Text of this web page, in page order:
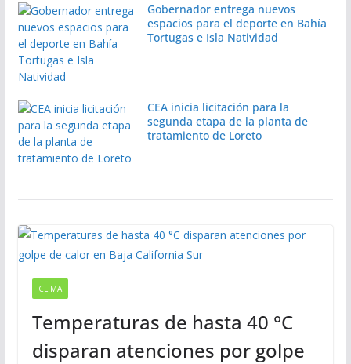
Gobernador entrega nuevos
espacios para el deporte en Bahía
Tortugas e Isla Natividad
CEA inicia licitación para la
segunda etapa de la planta de
tratamiento de Loreto
CLIMA
Temperaturas de hasta 40 °C
disparan atenciones por golpe